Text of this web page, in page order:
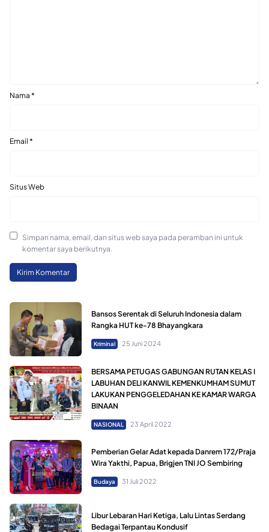
Nama *
Email *
Situs Web
Simpan nama, email, dan situs web saya pada peramban ini untuk
komentar saya berikutnya.
Bansos Serentak di Seluruh Indonesia dalam
Rangka HUT ke-78 Bhayangkara
Kriminal 25 Juni 2024
BERSAMA PETUGAS GABUNGAN RUTAN KELAS I
LABUHAN DELI KANWIL KEMENKUMHAM SUMUT
LAKUKAN PENGGELEDAHAN KE KAMAR WARGA
BINAAN
NASIONAL 23 April 2022
Pemberian Gelar Adat kepada Danrem 172/Praja
Wira Yakthi, Papua, Brigjen TNI JO Sembiring
Budaya 31 Juli 2022
Libur Lebaran Hari Ketiga, Lalu Lintas Serdang
Bedagai Terpantau Kondusif